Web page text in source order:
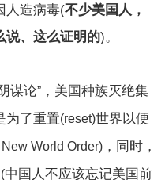
人造病毒(不少美国人，
说、这么证明的)。
谋论”，美国种族灭绝集
为了重置(reset)世界以便
New World Order)，同时，
(中国人不应该忘记美国前